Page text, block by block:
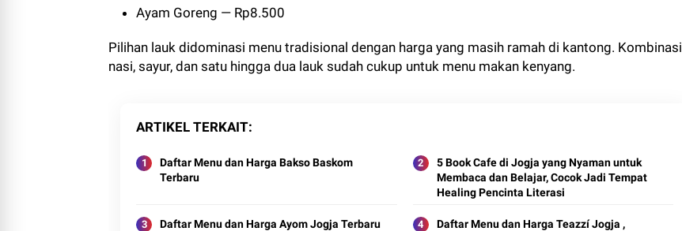
Ayam Goreng — Rp8.500
Pilihan lauk didominasi menu tradisional dengan harga yang masih ramah di kantong. Kombinasi
nasi, sayur, dan satu hingga dua lauk sudah cukup untuk menu makan kenyang.
ARTIKEL TERKAIT
Daftar Menu dan Harga Bakso Baskom
Terbaru
5 Book Cafe di Jogja yang Nyaman untuk
Membaca dan Belajar, Cocok Jadi Tempat
Healing Pencinta Literasi
Daftar Menu dan Harga Ayom Jogja Terbaru
Daftar Menu dan Harga Teazzí Jogja ,